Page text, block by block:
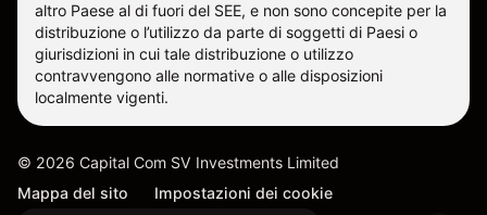
altro Paese al di fuori del SEE, e non sono concepite per la
distribuzione o l’utilizzo da parte di soggetti di Paesi o
giurisdizioni in cui tale distribuzione o utilizzo
contravvengono alle normative o alle disposizioni
localmente vigenti.
© 2026 Capital Com SV Investments Limited
Mappa del sito
Impostazioni dei cookie